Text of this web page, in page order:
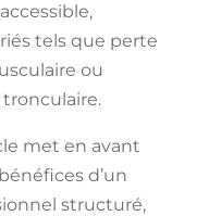
tels que perte
ou
met en avant
d’un
structuré,